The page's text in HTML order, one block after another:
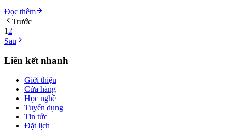
Đọc thêm
Trước
1 2
Sau
Liên kết nhanh
Giới thiệu
Cửa hàng
Học nghề
Tuyển dụng
Tin tức
Đặt lịch